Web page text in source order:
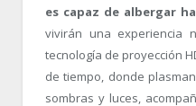
es capaz de albergar
vivirán una experiencia
tecnología de proyección
de tiempo, donde
sombras y luces,